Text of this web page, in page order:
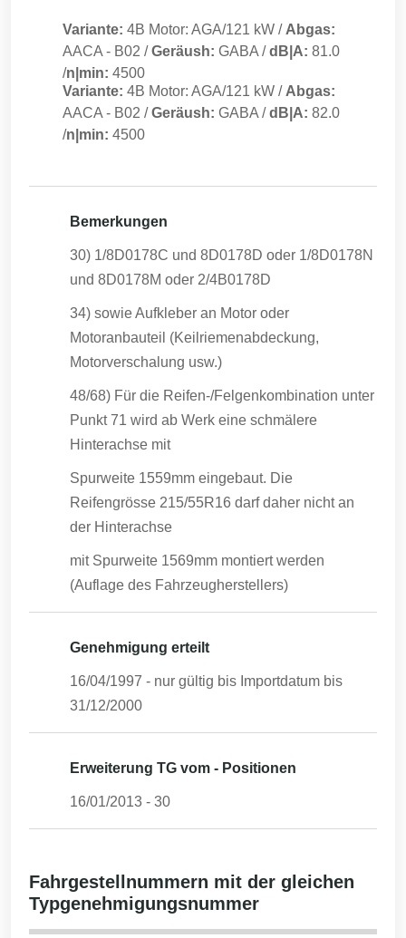
Variante: 4B Motor: AGA/121 kW / Abgas:
AACA - B02 /Geräush: GABA /dB|A: 81.0
/n|min: 4500
Variante: 4B Motor: AGA/121 kW / Abgas:
AACA - B02 /Geräush: GABA /dB|A: 82.0
/n|min: 4500
Bemerkungen
30) 1/8D0178C und 8D0178D oder 1/8D0178N
und 8D0178M oder 2/4B0178D
34) sowie Aufkleber an Motor oder
Motoranbauteil (Keilriemenabdeckung,
Motorverschalung usw.)
48/68) Für die Reifen-/Felgenkombination unter
Punkt 71 wird ab Werk eine schmälere
Hinterachse mit
Spurweite 1559mm eingebaut. Die
Reifengrösse 215/55R16 darf daher nicht an
der Hinterachse
mit Spurweite 1569mm montiert werden
(Auflage des Fahrzeugherstellers)
Genehmigung erteilt
16/04/1997 - nur gültig bis Importdatum bis
31/12/2000
Erweiterung TG vom - Positionen
16/01/2013 - 30
Fahrgestellnummern mit der gleichen
Typgenehmigungsnummer